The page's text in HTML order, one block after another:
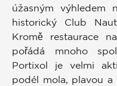
úžasným výhledem
historický Club
Kromě restaurace
pořádá mnoho
Portixol je velmi
podél mola, plavou a